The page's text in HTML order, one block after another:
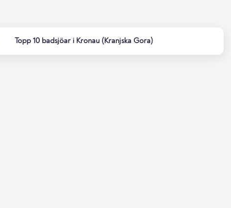
Topp 10 badsjöar i Kronau (Kranjska Gora)